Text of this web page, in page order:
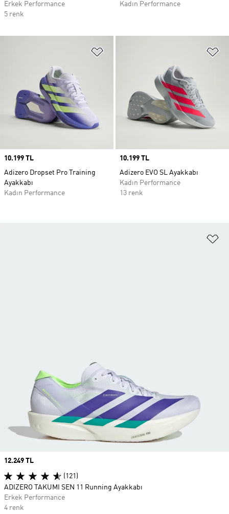
Erkek Performance
5 renk
Kadın Performance
Price
10.199 TL
Adizero Dropset Pro Training
Ayakkabı
Kadın Performance
Price
10.199 TL
Adizero EVO SL Ayakkabı
Kadın Performance
13 renk
Price
12.249 TL
(121)
ADIZERO TAKUMI SEN 11 Running Ayakkabı
Erkek Performance
4 renk